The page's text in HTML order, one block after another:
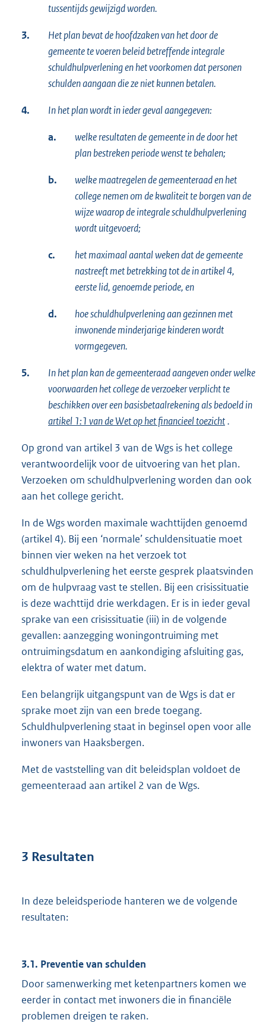
tussentijds gewijzigd worden.
3.
Het plan bevat de hoofdzaken van het door de
gemeente te voeren beleid betreffende integrale
schuldhulpverlening en het voorkomen dat personen
schulden aangaan die ze niet kunnen betalen.
4. In het plan wordt in ieder geval aangegeven:
a.
welke resultaten de gemeente in de door het
plan bestreken periode wenst te behalen;
b.
welke maatregelen de gemeenteraad en het
college nemen om de kwaliteit te borgen van de
wijze waarop de integrale schuldhulpverlening
wordt uitgevoerd;
c.
het maximaal aantal weken dat de gemeente
nastreeft met betrekking tot de in artikel 4,
eerste lid, genoemde periode, en
d.
hoe schuldhulpverlening aan gezinnen met
inwonende minderjarige kinderen wordt
vormgegeven.
5.
In het plan kan de gemeenteraad aangeven onder welke
voorwaarden het college de verzoeker verplicht te
beschikken over een basisbetaalrekening als bedoeld in
artikel 1:1 van de Wet op het financieel toezicht.
Op grond van artikel 3 van de Wgs is het college
verantwoordelijk voor de uitvoering van het plan.
Verzoeken om schuldhulpverlening worden dan ook
aan het college gericht.
In de Wgs worden maximale wachttijden genoemd
(artikel 4). Bij een ‘normale’ schuldensituatie moet
binnen vier weken na het verzoek tot
schuldhulpverlening het eerste gesprek plaatsvinden
om de hulpvraag vast te stellen. Bij een crisissituatie
is deze wachttijd drie werkdagen. Er is in ieder geval
sprake van een crisissituatie (iii) in de volgende
gevallen: aanzegging woningontruiming met
ontruimingsdatum en aankondiging afsluiting gas,
elektra of water met datum.
Een belangrijk uitgangspunt van de Wgs is dat er
sprake moet zijn van een brede toegang.
Schuldhulpverlening staat in beginsel open voor alle
inwoners van Haaksbergen.
Met de vaststelling van dit beleidsplan voldoet de
gemeenteraad aan artikel 2 van de Wgs.
3 Resultaten
In deze beleidsperiode hanteren we de volgende
resultaten:
3.1. Preventie van schulden
Door samenwerking met ketenpartners komen we
eerder in contact met inwoners die in financiële
problemen dreigen te raken.